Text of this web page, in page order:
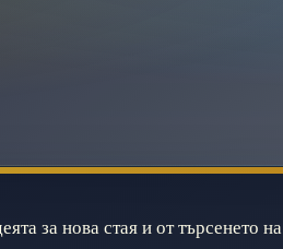
за нова стая и от търсенето на